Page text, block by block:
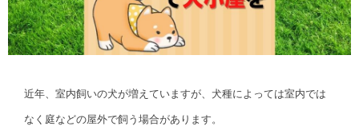
近年、室内飼いの犬が増えていますが、犬種によっては室内では
なく庭などの屋外で飼う場合があります。